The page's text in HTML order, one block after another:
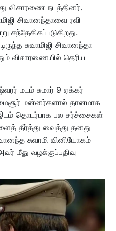
விசாரணை நடத்தினர்.
சிவானந்தாவை ரவி
சுவாமிஜி சிவானந்தா
விசாரணையில் தெரிய
மடம் சுமார் 9 ஏக்கர்
மன்னர்களால் தானமாக
தொடர்பாக பல சர்ச்சைகள்
தீர்த்து வைத்து தனது
சுவாமி வினியோகம்
மீது வழக்குப்பதிவு